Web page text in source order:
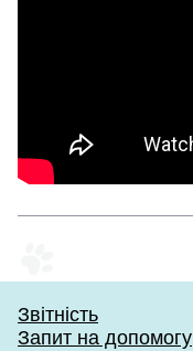
Звітність
Запит на допомогу